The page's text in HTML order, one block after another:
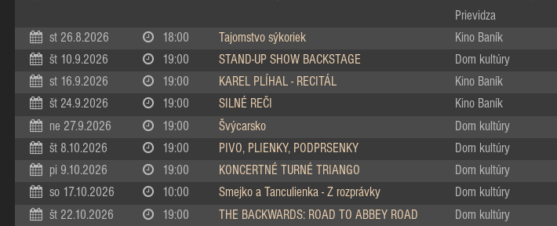
Prievidza
st 26.8.2026 18:00 Tajomstvo sýkoriek Kino Baník
št 10.9.2026 19:00 STAND-UP SHOW BACKSTAGE Dom kultúry
st 16.9.2026 19:00 KAREL PLÍHAL - RECITÁL Kino Baník
št 24.9.2026 19:00 SILNÉ REČI Kino Baník
ne 27.9.2026 19:00 Švýcarsko Dom kultúry
št 8.10.2026 19:00 PIVO, PLIENKY, PODPRSENKY Dom kultúry
pi 9.10.2026 19:00 KONCERTNÉ TURNÉ TRIANGO Dom kultúry
so 17.10.2026 10:00 Smejko a Tanculienka - Z rozprávky Dom kultúry
št 22.10.2026 19:00 THE BACKWARDS: ROAD TO ABBEY ROAD Dom kultúry